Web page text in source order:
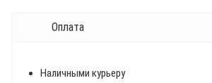
Оплата
Наличными курьеру